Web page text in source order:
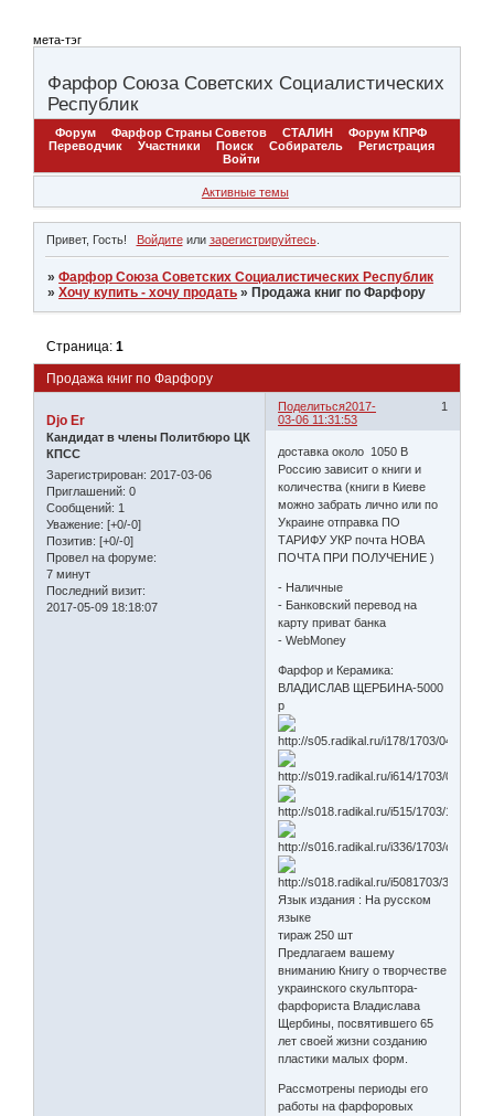
мета-тэг
Фарфор Союза Советских Социалистических
Республик
Форум Фарфор Страны Советов СТАЛИН
Форум КПРФ
Переводчик
Участники Поиск Собиратель
Регистрация
Войти
Активные темы
Привет, Гость! Войдитеили зарегистрируйтесь.
»Фарфор Союза Советских Социалистических Республик
»Хочу купить - хочу продать » Продажа книг по Фарфору
Продажа книг по Фарфору
Страница:1
Поделиться 1
2017-
03-06 11:31:53
Djo Er
Кандидат в члены Политбюро ЦК
КПСС
Зарегистрирован: 2017-03-06
Приглашений: 0
Сообщений: 1
Уважение: [+0/-0]
Позитив: [+0/-0]
Провел на форуме:
7 минут
Последний визит:
2017-05-09 18:18:07
доставка около 1050 В
Россию зависит о книги и
количества (книги в Киеве
можно забрать лично или по
Украине отправка ПО
ТАРИФУ УКР почта НОВА
ПОЧТА ПРИ ПОЛУЧЕНИЕ )
- Наличные
- Банковский перевод на
карту приват банка
- WebMoney
Фарфор и Керамика:
ВЛАДИСЛАВ ЩЕРБИНА-5000
р
Язык издания : На русском
языке
тираж 250 шт
Предлагаем вашему
вниманию Книгу о творчестве
украинского скульптора-
фарфориста Владислава
Щербины, посвятившего 65
лет своей жизни созданию
пластики малых форм.
Рассмотрены периоды его
работы на фарфоровых